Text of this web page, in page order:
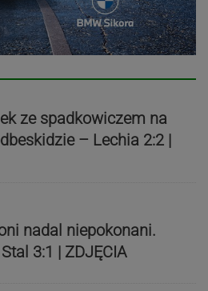
ze spadkowiczem na
– Lechia 2:2 |
nadal niepokonani.
3:1 | ZDJĘCIA